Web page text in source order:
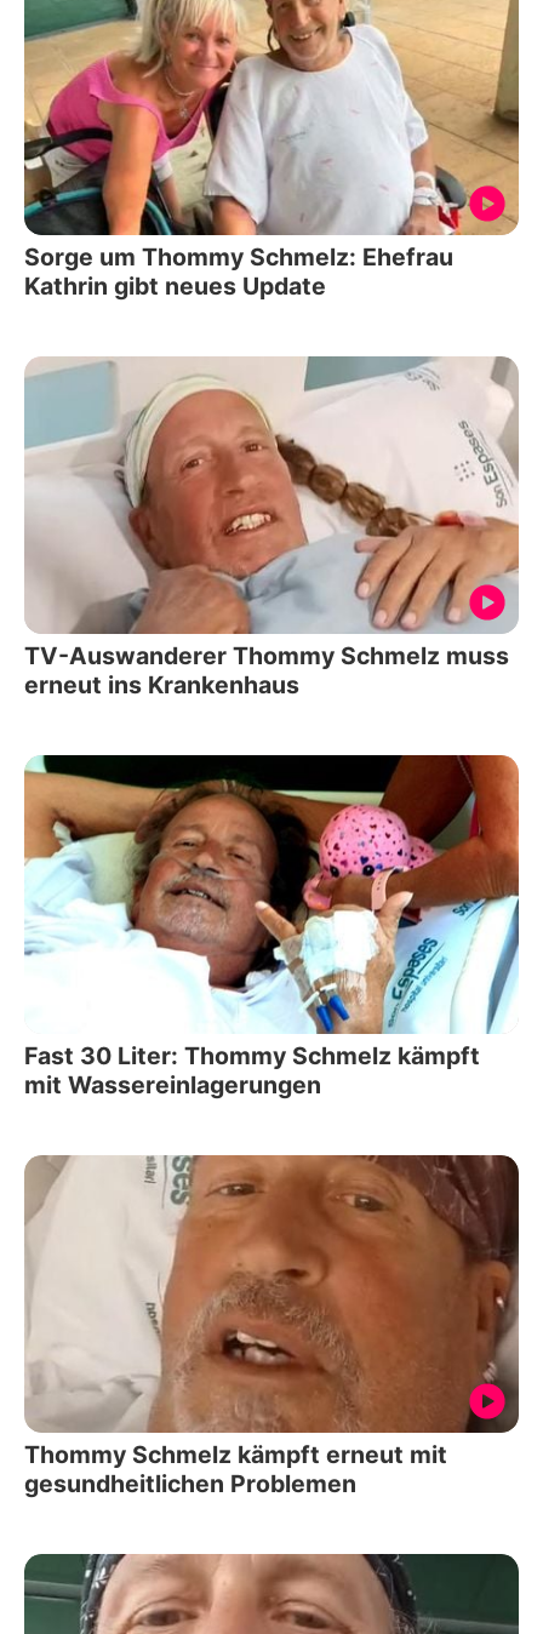
Sorge um Thommy Schmelz: Ehefrau
Kathrin gibt neues Update
TV-Auswanderer Thommy Schmelz muss
erneut ins Krankenhaus
Fast 30 Liter: Thommy Schmelz kämpft
mit Wassereinlagerungen
Thommy Schmelz kämpft erneut mit
gesundheitlichen Problemen